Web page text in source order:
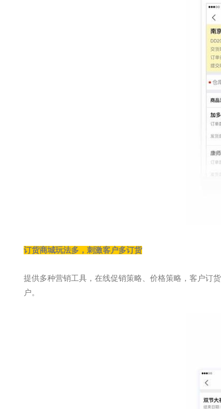
订货商城玩法多，刺激客户多订货
提供多种营销工具，在线促销策略、价格策略，客户订
户。